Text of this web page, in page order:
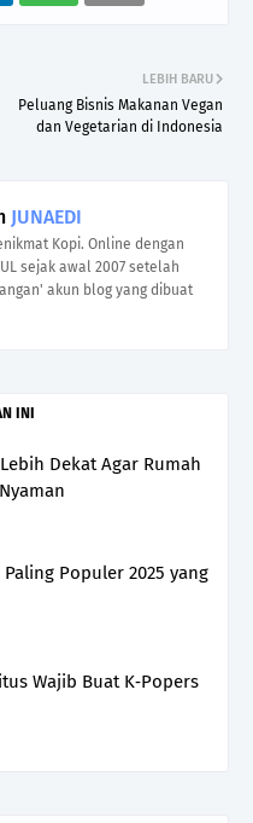
LEBIH BARU
Peluang Bisnis Makanan Vegan
dan Vegetarian di Indonesia
JUNAEDI
Kopi. Online dengan
sejak awal 2007 setelah
akun blog yang dibuat
INI
Dekat Agar Rumah
Populer 2025 yang
Wajib Buat K‑Popers